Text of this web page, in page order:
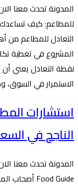
التعادل للمطاعم من
المشروع في تغطية
نقطة التعادل يعني
الاستمرار في
استشارات
الناجح في